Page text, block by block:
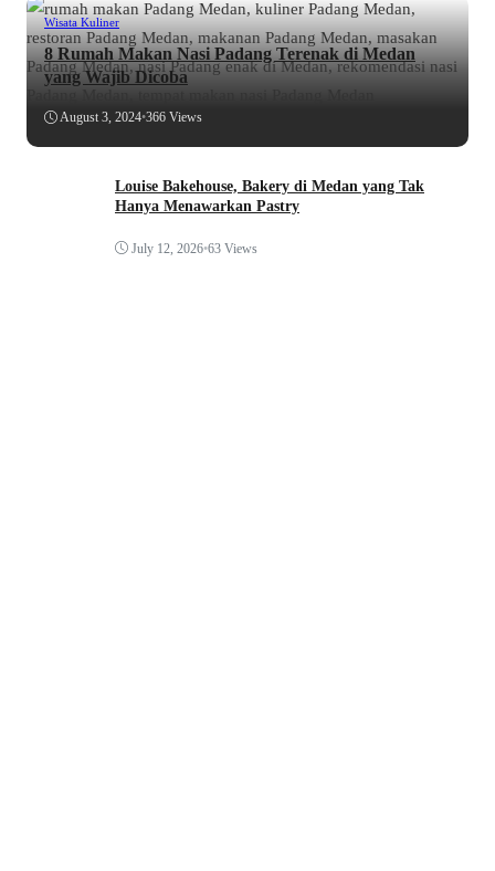
Wisata Kuliner
8 Rumah Makan Nasi Padang Terenak di Medan
yang Wajib Dicoba
August 3, 2024•366 Views
Louise Bakehouse, Bakery di Medan yang Tak
Hanya Menawarkan Pastry
July 12, 2026•63 Views